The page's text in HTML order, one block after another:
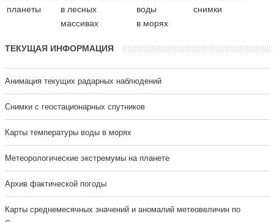
планеты
в лесных
массивах
воды
в морях
снимки
ТЕКУЩАЯ ИНФОРМАЦИЯ
Анимация текущих радарных наблюдений
Cнимки с геостационарных спутников
Карты температуры воды в морях
Метеорологические экстремумы на планете
Архив фактической погоды
Карты среднемесячных значений и аномалий метеовеличин по